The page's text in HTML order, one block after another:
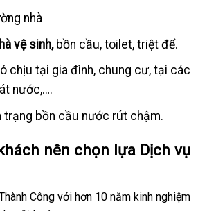
nhà
vệ sinh,bồn cầu, toilet, triệt để.
chịu tại gia đình, chung cư, tại các
nước,….
trạng bồn cầu nước rút chậm.
nên chọn lựa Dịch vụ
Công với hơn 10 năm kinh nghiệm